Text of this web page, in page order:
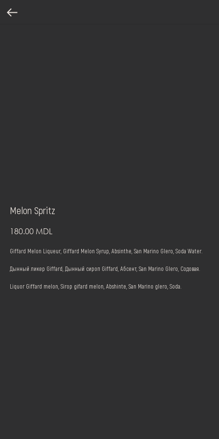
Melon Spritz
180.00 MDL
Giffard Melon Liqueur, Giffard Melon Syrup, Absinthe, San Marino Glero, Soda Water.
Дынный ликер Giffard, Дынный сироп Giffard, Абсент, San Marino Glero, Содовая.
Liquor Giffard melon, Sirop gifard melon, Abshinte, San Marino glero, Soda.